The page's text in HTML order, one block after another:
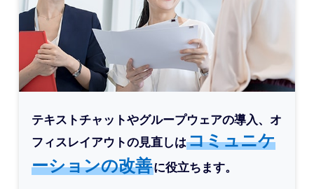
テキストチャットやグループウェアの導入、オ
フィスレイアウトの見直しはコミュニケ
ーションの改善に役立ちます。